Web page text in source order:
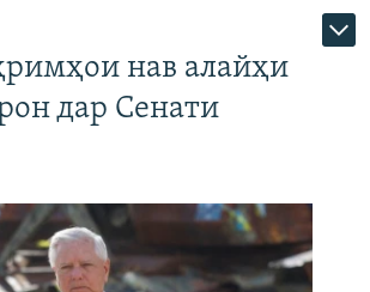
нав алайҳи
дар Сенати